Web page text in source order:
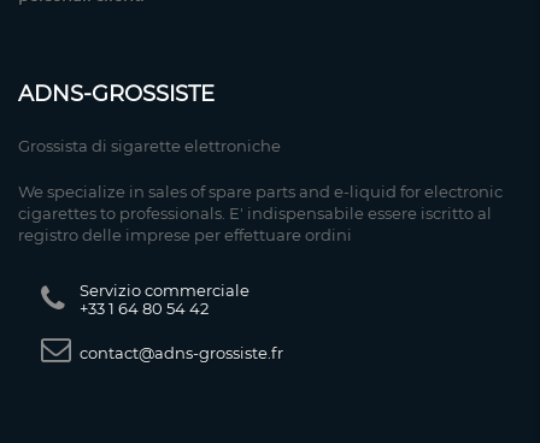
ADNS-GROSSISTE
Grossista di sigarette elettroniche
We specialize in sales of spare parts and e-liquid for electronic
cigarettes to professionals. E' indispensabile essere iscritto al
registro delle imprese per effettuare ordini
Servizio commerciale
+33 1 64 80 54 42
contact@adns-grossiste.fr